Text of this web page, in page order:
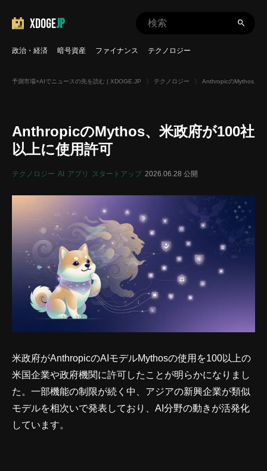
XDOGEJP
政治・経済 暗号資産 ファイナンス テクノロジー
予測市場×AIでニュースの先を読む | XDOGE.JP 〉 テクノロジー 〉 AnthropicのMythos、
AnthropicのMythos、米政府が100社
以上に使用許可
テクノロジー AI アプリ スタートアップ 2026.06.28 公開
米政府がAnthropicのAIモデルMythosの使用を100以上の
米国企業や政府機関に許可したことが明らかになりまし
た。一部機能の制限が続く中、アジアの新興企業が類似
モデルを相次いで発表しており、AI分野の動きが活発化
しています。